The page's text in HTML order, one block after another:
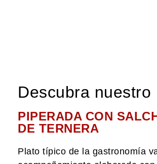
Descubra nuestro
PIPERADA CON
DE TERNERA
Plato típico de la gastronomía